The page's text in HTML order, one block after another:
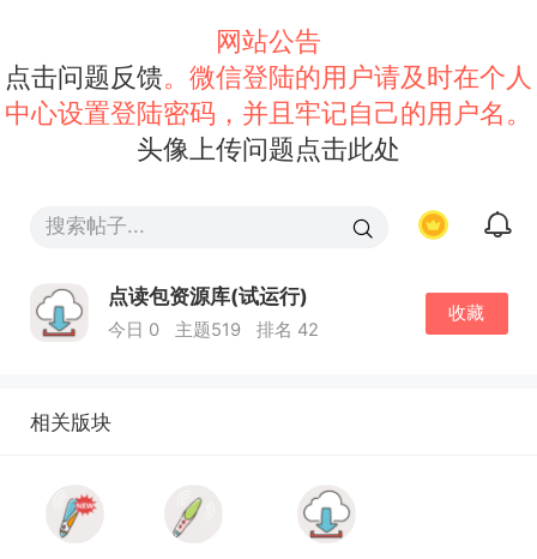
网站公告
点击问题反馈。微信登陆的用户请及时在个人
中心设置登陆密码，并且牢记自己的用户名。
头像上传问题点击此处
点读包资源库(试运行)
今日 0 主题519 排名 42
收藏
相关版块